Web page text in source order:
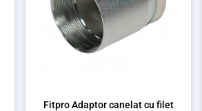
Fitpro Adaptor canelat cu filet